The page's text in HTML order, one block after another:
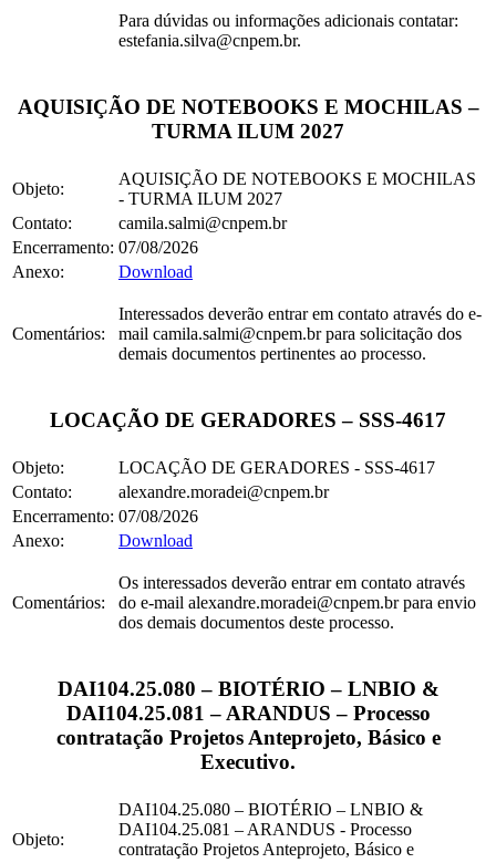
Para dúvidas ou informações adicionais contatar:
estefania.silva@cnpem.br.
AQUISIÇÃO DE NOTEBOOKS E MOCHILAS –
TURMA ILUM 2027
Objeto:
AQUISIÇÃO DE NOTEBOOKS E MOCHILAS
- TURMA ILUM 2027
Contato:
camila.salmi@cnpem.br
Encerramento: 07/08/2026
Anexo:
Download
Comentários:
Interessados deverão entrar em contato através do e-
mail camila.salmi@cnpem.br para solicitação dos
demais documentos pertinentes ao processo.
LOCAÇÃO DE GERADORES – SSS-4617
Objeto:
LOCAÇÃO DE GERADORES - SSS-4617
Contato:
alexandre.moradei@cnpem.br
Encerramento: 07/08/2026
Anexo:
Download
Comentários:
Os interessados deverão entrar em contato através
do e-mail alexandre.moradei@cnpem.br para envio
dos demais documentos deste processo.
DAI104.25.080 – BIOTÉRIO – LNBIO &
DAI104.25.081 – ARANDUS – Processo
contratação Projetos Anteprojeto, Básico e
Executivo.
Objeto:
DAI104.25.080 – BIOTÉRIO – LNBIO &
DAI104.25.081 – ARANDUS - Processo
contratação Projetos Anteprojeto, Básico e